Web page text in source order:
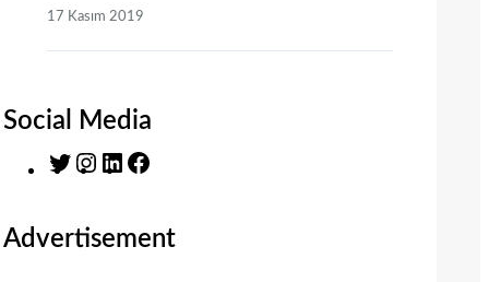
17 Kasım 2019
Social Media
T
i
I
s
L
n
c
Advertisement